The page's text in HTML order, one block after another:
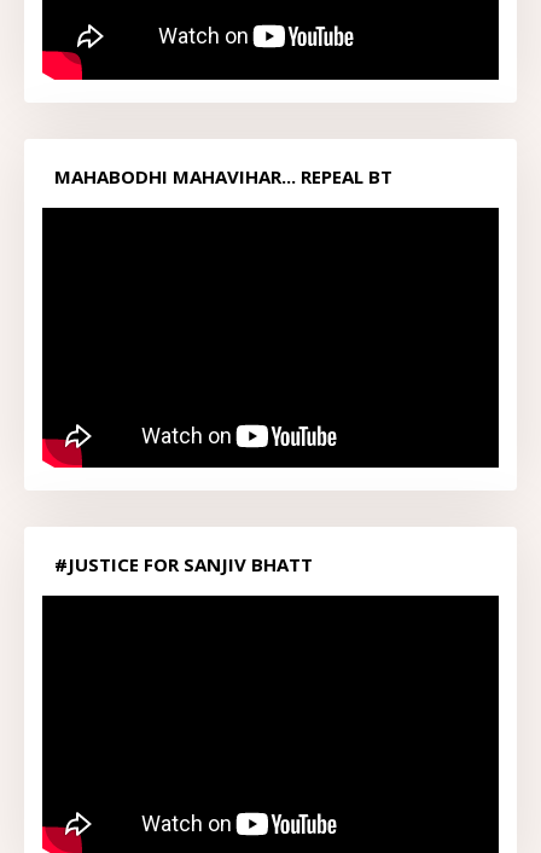
MAHABODHI MAHAVIHAR... REPEAL BT
ACT1949...
#JUSTICE FOR SANJIV BHATT